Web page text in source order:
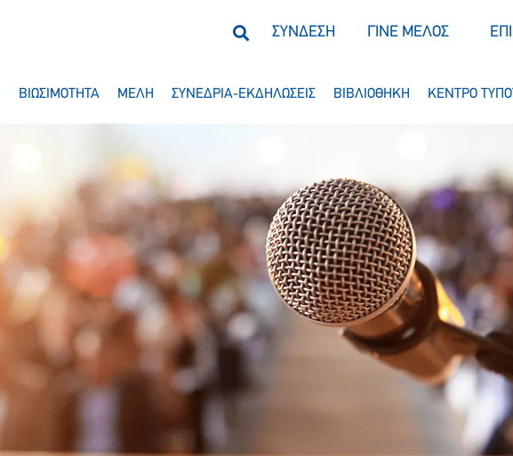
ΣΥΝΔΕΣΗ ΓΙΝΕ ΜΕΛΟΣ
ΒΙΩΣΙΜΟΤΗΤΑ ΜΕΛΗ ΣΥΝΕΔΡΙΑ-ΕΚΔΗΛΩΣΕΙΣ ΒΙΒΛΙΟΘΗΚΗ ΚΕΝΤΡΟ